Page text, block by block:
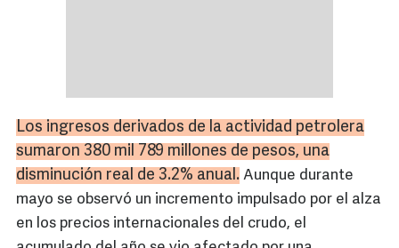
Los ingresos derivados de la actividad petrolera
sumaron 380 mil 789 millones de pesos, una
disminución real de 3.2% anual. Aunque durante
mayo se observó un incremento impulsado por el alza
en los precios internacionales del crudo, el